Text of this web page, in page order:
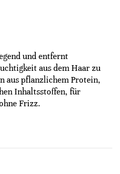
und entfernt
aus dem Haar zu
aus pflanzlichem Protein,
Inhaltsstoffen, für
Frizz.